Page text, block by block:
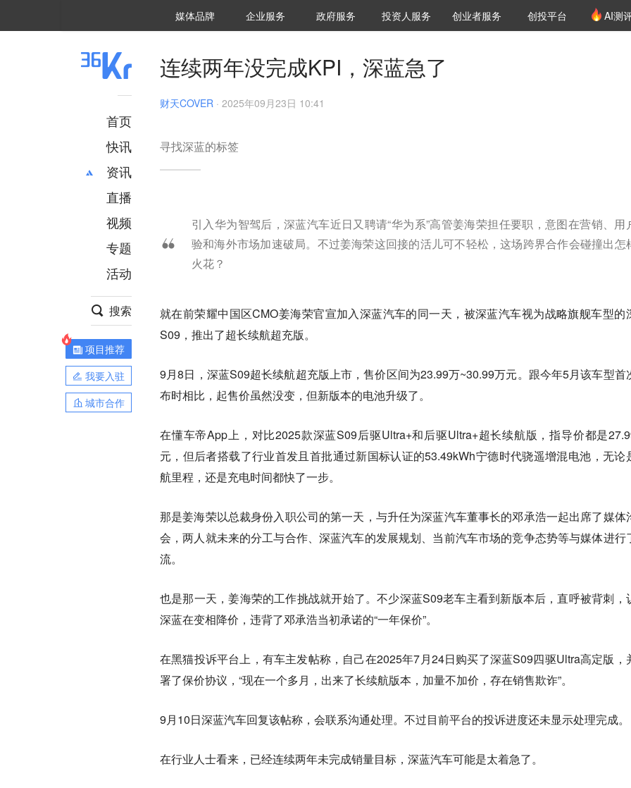
媒体品牌 36Kr研究院
企业服务 城市之窗
政府服务 VClub投资机构库
投资机构职位推介
投资人服务 创投氪堂
创业者服务 创投平台 AI测
首页
快讯
资讯
推荐
财经
项目推荐
安徽
直播
视频
专题
活动
搜索
项目推荐
我要入驻
城市合作
连续两年没完成KPI，深蓝急了
财天COVER · 2025年09月23日 10:41
寻找深蓝的标签
引入华为智驾后，深蓝汽车近日又聘请“华为系”高管姜海荣担任要职，意图在营销、用
验和海外市场加速破局。不过姜海荣这回接的活儿可不轻松，这场跨界合作会碰撞出怎
火花？
就在前荣耀中国区CMO姜海荣官宣加入深蓝汽车的同一天，被深蓝汽车视为战略旗舰车型的
S09，推出了超长续航超充版。
9月8日，深蓝S09超长续航超充版上市，售价区间为23.99万~30.99万元。跟今年5月该车型首
布时相比，起售价虽然没变，但新版本的电池升级了。
在懂车帝App上，对比2025款深蓝S09后驱Ultra+和后驱Ultra+超长续航版，指导价都是
元，但后者搭载了行业首发且首批通过新国标认证的53.49kWh宁德时代骁遥增混电池，无论
航里程，还是充电时间都快了一步。
那是姜海荣以总裁身份入职公司的第一天，与升任为深蓝汽车董事长的邓承浩一起出席了媒体
会，两人就未来的分工与合作、深蓝汽车的发展规划、当前汽车市场的竞争态势等与媒体进行
流。
也是那一天，姜海荣的工作挑战就开始了。不少深蓝S09老车主看到新版本后，直呼被背刺，
深蓝在变相降价，违背了邓承浩当初承诺的“一年保价”。
在黑猫投诉平台上，有车主发帖称，自己在2025年7月24日购买了深蓝S09四驱Ultra高定版，
署了保价协议，“现在一个多月，出来了长续航版本，加量不加价，存在销售欺诈”。
9月10日深蓝汽车回复该帖称，会联系沟通处理。不过目前平台的投诉进度还未显示处理完成。
在行业人士看来，已经连续两年未完成销量目标，深蓝汽车可能是太着急了。